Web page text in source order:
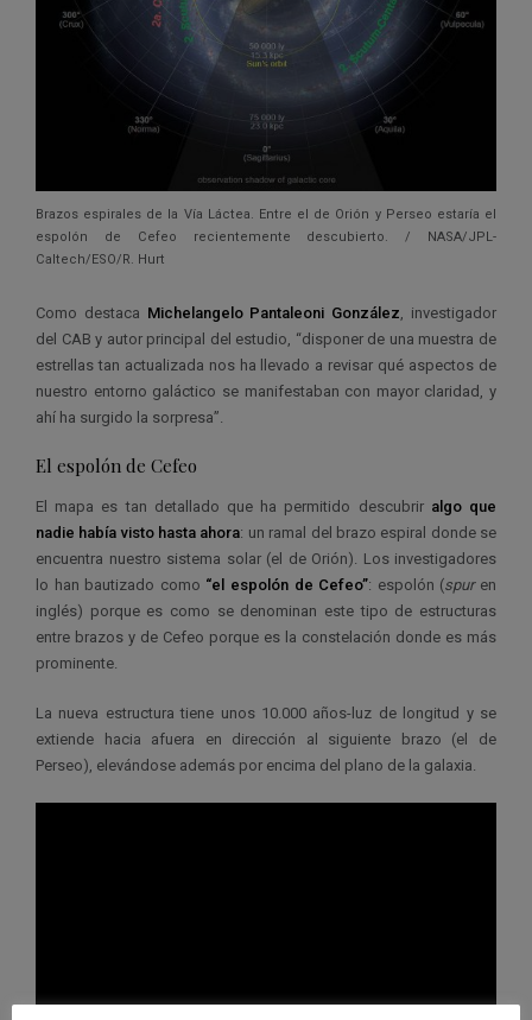
Brazos espirales de la Vía Láctea. Entre el de Orión y Perseo estaría el
espolón de Cefeo recientemente descubierto. / NASA/JPL-
Caltech/ESO/R. Hurt
Como destaca Michelangelo Pantaleoni González , investigador
del CAB y autor principal del estudio, “disponer de una muestra de
estrellas tan actualizada nos ha llevado a revisar qué aspectos de
nuestro entorno galáctico se manifestaban con mayor claridad, y
ahí ha surgido la sorpresa”.
El espolón de Cefeo
El mapa es tan detallado que ha permitido descubrir algo que
nadie había visto hasta ahora: un ramal del brazo espiral donde se
encuentra nuestro sistema solar (el de Orión). Los investigadores
lo han bautizado como “el espolón de Cefeo”: espolón (spur en
inglés) porque es como se denominan este tipo de estructuras
entre brazos y de Cefeo porque es la constelación donde es más
prominente.
La nueva estructura tiene unos 10.000 años-luz de longitud y se
extiende hacia afuera en dirección al siguiente brazo (el de
Perseo), elevándose además por encima del plano de la galaxia.